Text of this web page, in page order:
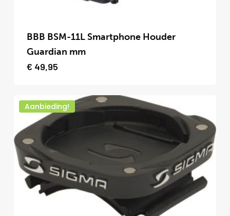
product
heeft
meerdere
optie
kan
gekozen
worden
op
de
productpagina
BBB BSM-11L Smartphone Houder
Guardian mm
€ 49,95
Aanbieding!